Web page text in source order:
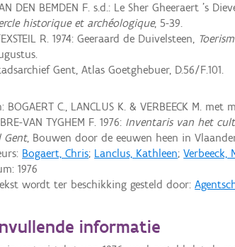
DEN BEMDEN F. s.d.: Le Sher Gheeraert 's
historique et archéologique, 5-39.
R. 1974: Geeraard de Duivelsteen,
Gent, Atlas Goetghebuer, D.56/F.101.
BOGAERT C., LANCLUS K. & VERBEECK M.
VAN TYGHEM F. 1976: Inventaris van het
Gent, Bouwen door de eeuwen heen in
Bogaert, Chris; Lanclus, Kathleen;Verbeeck,
1976
wordt ter beschikking gesteld door:
informatie